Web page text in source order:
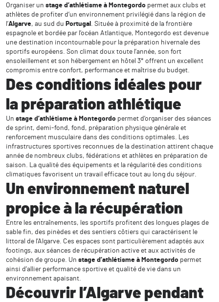
Organiser un stage d’athlétisme à Montegordo permet aux clubs et
athlètes de profiter d’un environnement privilégié dans la région de
l’Algarve, au sud du Portugal . Située à proximité de la frontière
espagnole et bordée par l’océan Atlantique, Montegordo est devenue
une destination incontournable pour la préparation hivernale des
sportifs européens. Son climat doux toute l’année, son fort
ensoleillement et son hébergement en hôtel 3* offrent un excellent
compromis entre confort, performance et maîtrise du budget.
Des conditions idéales pour
la préparation athlétique
Un stage d’athlétisme à Montegordo permet d’organiser des séances
de sprint, demi-fond, fond, préparation physique générale et
renforcement musculaire dans des conditions optimales. Les
infrastructures sportives reconnues de la destination attirent chaque
année de nombreux clubs, fédérations et athlètes en préparation de
saison. La qualité des équipements et la régularité des conditions
climatiques favorisent un travail efficace tout au long du séjour.
Un environnement naturel
propice à la récupération
Entre les entraînements, les sportifs profitent des longues plages de
sable fin, des pinèdes et des sentiers côtiers qui caractérisent le
littoral de l’Algarve. Ces espaces sont particulièrement adaptés aux
footings, aux séances de récupération active et aux activités de
cohésion de groupe. Un stage d’athlétisme à Montegordo permet
ainsi d’allier performance sportive et qualité de vie dans un
environnement apaisant.
Découvrir l’Algarve pendant